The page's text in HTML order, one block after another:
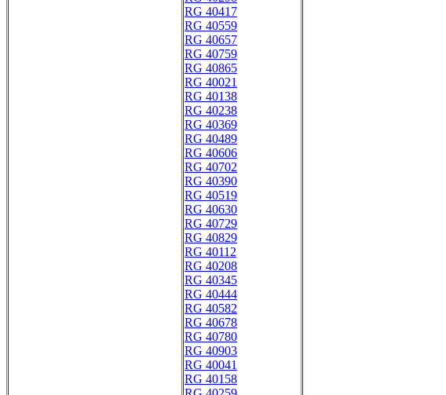
RG 40417
RG 40559
RG 40657
RG 40759
RG 40865
RG 40021
RG 40138
RG 40238
RG 40369
RG 40489
RG 40606
RG 40702
RG 40390
RG 40519
RG 40630
RG 40729
RG 40829
RG 40112
RG 40208
RG 40345
RG 40444
RG 40582
RG 40678
RG 40780
RG 40903
RG 40041
RG 40158